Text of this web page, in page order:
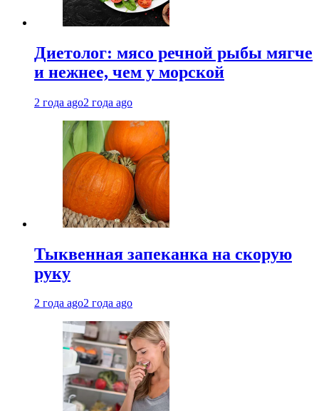
Диетолог: мясо речной рыбы мягче
и нежнее, чем у морской
2 года ago2 года ago
Тыквенная запеканка на скорую
руку
2 года ago2 года ago